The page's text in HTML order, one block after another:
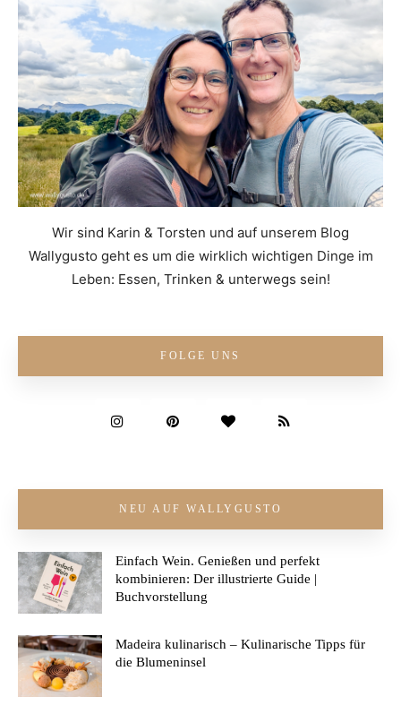
Wir sind Karin & Torsten und auf unserem Blog
Wallygusto geht es um die wirklich wichtigen Dinge im
Leben: Essen, Trinken & unterwegs sein!
FOLGE UNS
NEU AUF WALLYGUSTO
Einfach Wein. Genießen und perfekt
kombinieren: Der illustrierte Guide |
Buchvorstellung
Madeira kulinarisch – Kulinarische Tipps für
die Blumeninsel